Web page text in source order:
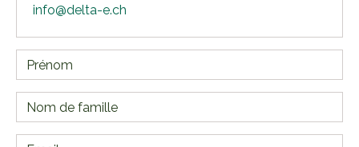
info@delta-e.ch